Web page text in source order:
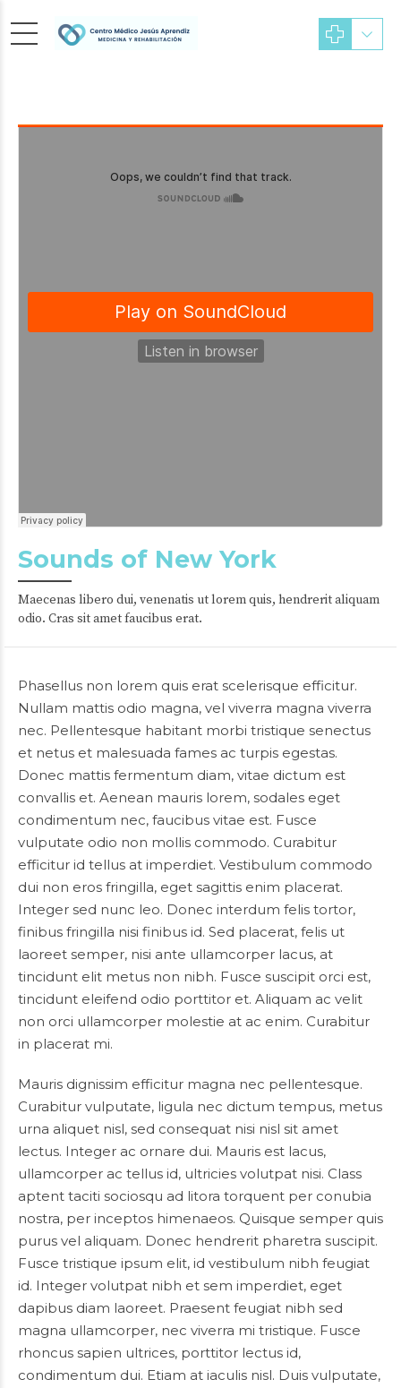
Sounds of New York
Maecenas libero dui, venenatis ut lorem quis, hendrerit aliquam
odio. Cras sit amet faucibus erat.
Phasellus non lorem quis erat scelerisque efficitur.
Nullam mattis odio magna, vel viverra magna viverra
nec. Pellentesque habitant morbi tristique senectus
et netus et malesuada fames ac turpis egestas.
Donec mattis fermentum diam, vitae dictum est
convallis et. Aenean mauris lorem, sodales eget
condimentum nec, faucibus vitae est. Fusce
vulputate odio non mollis commodo. Curabitur
efficitur id tellus at imperdiet. Vestibulum commodo
dui non eros fringilla, eget sagittis enim placerat.
Integer sed nunc leo. Donec interdum felis tortor,
finibus fringilla nisi finibus id. Sed placerat, felis ut
laoreet semper, nisi ante ullamcorper lacus, at
tincidunt elit metus non nibh. Fusce suscipit orci est,
tincidunt eleifend odio porttitor et. Aliquam ac velit
non orci ullamcorper molestie at ac enim. Curabitur
in placerat mi.
Mauris dignissim efficitur magna nec pellentesque.
Curabitur vulputate, ligula nec dictum tempus, metus
urna aliquet nisl, sed consequat nisi nisl sit amet
lectus. Integer ac ornare dui. Mauris est lacus,
ullamcorper ac tellus id, ultricies volutpat nisi. Class
aptent taciti sociosqu ad litora torquent per conubia
nostra, per inceptos himenaeos. Quisque semper quis
purus vel aliquam. Donec hendrerit pharetra suscipit.
Fusce tristique ipsum elit, id vestibulum nibh feugiat
id. Integer volutpat nibh et sem imperdiet, eget
dapibus diam laoreet. Praesent feugiat nibh sed
magna ullamcorper, nec viverra mi tristique. Fusce
rhoncus sapien ultrices, porttitor lectus id,
condimentum dui. Etiam at iaculis nisl. Duis vulputate,